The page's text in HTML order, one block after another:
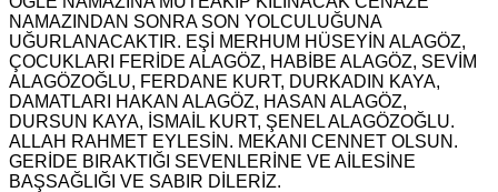
NAMAZINDAN SONRA SON YOLCULUĞUNA
UĞURLANACAKTIR. EŞİ MERHUM HÜSEYİN ALAGÖZ,
ÇOCUKLARI FERİDE ALAGÖZ, HABİBE ALAGÖZ, SEVİM
ALAGÖZOĞLU, FERDANE KURT, DURKADIN KAYA,
DAMATLARI HAKAN ALAGÖZ, HASAN ALAGÖZ,
DURSUN KAYA, İSMAİL KURT, ŞENEL ALAGÖZOĞLU.
ALLAH RAHMET EYLESİN. MEKANI CENNET OLSUN.
GERİDE BIRAKTIĞI SEVENLERİNE VE AİLESİNE
BAŞSAĞLIĞI VE SABIR DİLERİZ.